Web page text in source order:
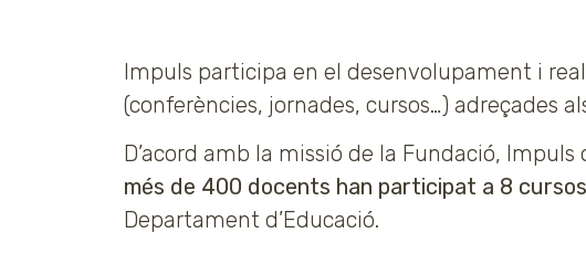
Impuls participa en el desenvolupament i
(conferències, jornades, cursos…) adreçades
D’acord amb la missió de la Fundació,
més de 400 docents han participat a 8 cursos
Departament d’Educació.